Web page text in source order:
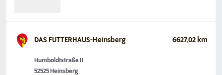
DAS FUTTERHAUS-Heinsberg 6627,02 km
Humboldtstraße 11
52525 Heinsberg